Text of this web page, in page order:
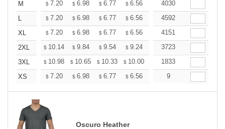
M
$ 7.20 $ 6.98 $ 6.77 $ 6.56 6.34
4030
L
$ 7.20 $ 6.98 $ 6.77 $ 6.56 6.34
4592
XL
$ 7.20 $ 6.98 $ 6.77 $ 6.56 6.34
4151
2XL
$ 10.14 $ 9.84 $ 9.54 $ 9.24 8.94
3723
3XL
$ 10.98 $ 10.65 $ 10.33 $ 10.00 9.67
1833
XS
$ 7.20 $ 6.98 $ 6.77 $ 6.56 6.34
9
Oscuro Heather